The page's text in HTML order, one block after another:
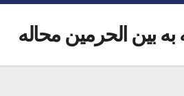
به بین الحرمین محاله